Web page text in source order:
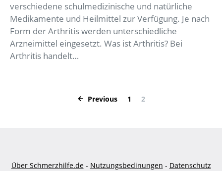
verschiedene schulmedizinische und natürliche
Medikamente und Heilmittel zur Verfügung. Je nach
Form der Arthritis werden unterschiedliche
Arzneimittel eingesetzt. Was ist Arthritis? Bei
Arthritis handelt…
Previous 1 2
Über Schmerzhilfe.de- Nutzungsbedinungen - Datenschutz